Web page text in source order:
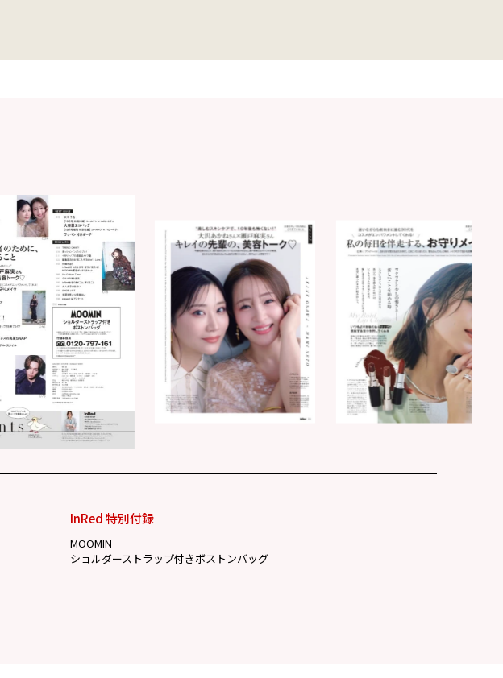
InRed 特別付録
MOOMIN
ショルダーストラップ付きボストンバッグ